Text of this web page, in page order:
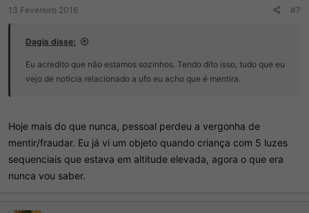
13 Fevereiro 2016 #7
Dagis disse:
Eu acredito que não estamos sozinhos. Tendo dito isso, tudo que eu
vejo de notícia relacionado a ufo eu acho que é mentira.
Hoje mais do que nunca, pessoal perdeu a vergonha de
mentir/fraudar. Eu já vi um objeto quando criança com 5 luzes
sequenciais que estava em altitude elevada, agora o que era
nunca vou saber.